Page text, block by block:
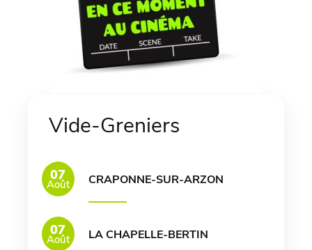
Vide-Greniers
07
Août CRAPONNE-SUR-ARZON
07
Août LA CHAPELLE-BERTIN